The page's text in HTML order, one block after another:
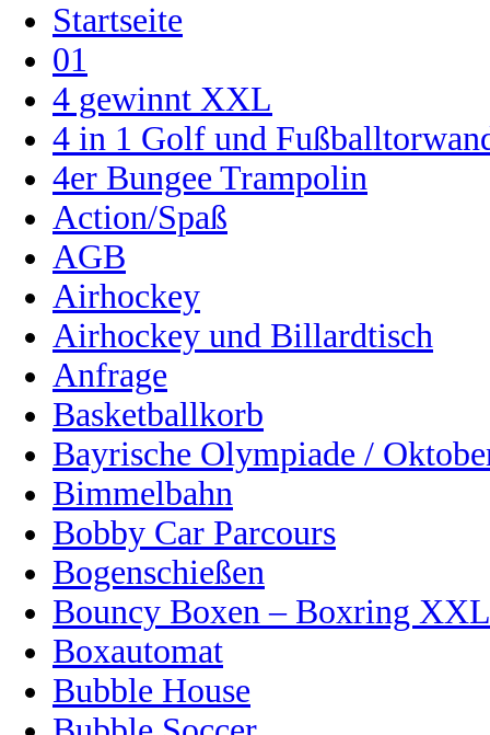
Startseite
01
4 gewinnt XXL
4 in 1 Golf und
4er Bungee Trampolin
Action/Spaß
AGB
Airhockey
Airhockey und Billardtisch
Anfrage
Basketballkorb
Bayrische Olympiade /
Bimmelbahn
Bobby Car Parcours
Bogenschießen
Bouncy Boxen – Boxring XXL
Boxautomat
Bubble House